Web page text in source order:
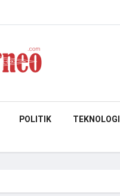
POLITIK TEKNOLOGI